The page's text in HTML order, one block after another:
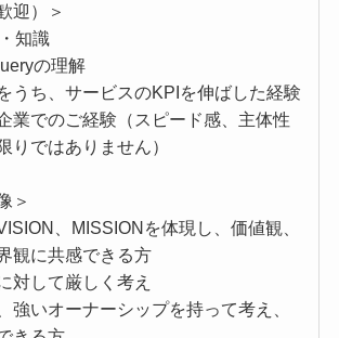
迎）＞
知識
の理解
うち、サービスのKPIを伸ばした経験
業でのご経験（スピード感、主体性
りではありません）
＞
、MISSIONを体現し、価値観、
観に共感できる方
対して厳しく考え
強いオーナーシップを持って考え、